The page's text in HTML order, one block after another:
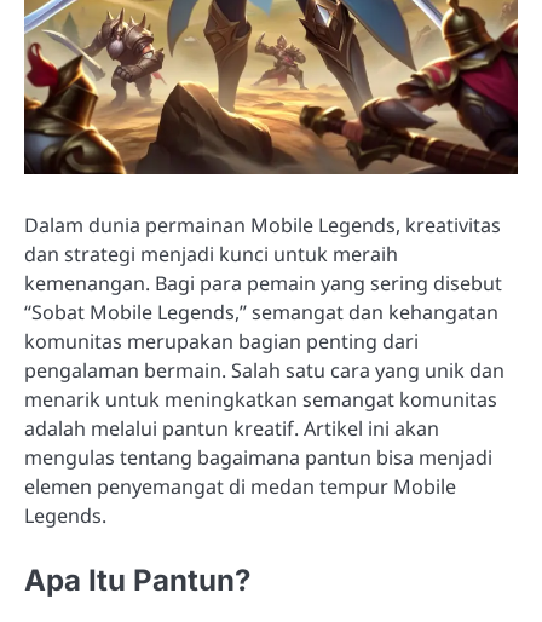
Dalam dunia permainan Mobile Legends, kreativitas
dan strategi menjadi kunci untuk meraih
kemenangan. Bagi para pemain yang sering disebut
“Sobat Mobile Legends,” semangat dan kehangatan
komunitas merupakan bagian penting dari
pengalaman bermain. Salah satu cara yang unik dan
menarik untuk meningkatkan semangat komunitas
adalah melalui pantun kreatif. Artikel ini akan
mengulas tentang bagaimana pantun bisa menjadi
elemen penyemangat di medan tempur Mobile
Legends.
Apa Itu Pantun?